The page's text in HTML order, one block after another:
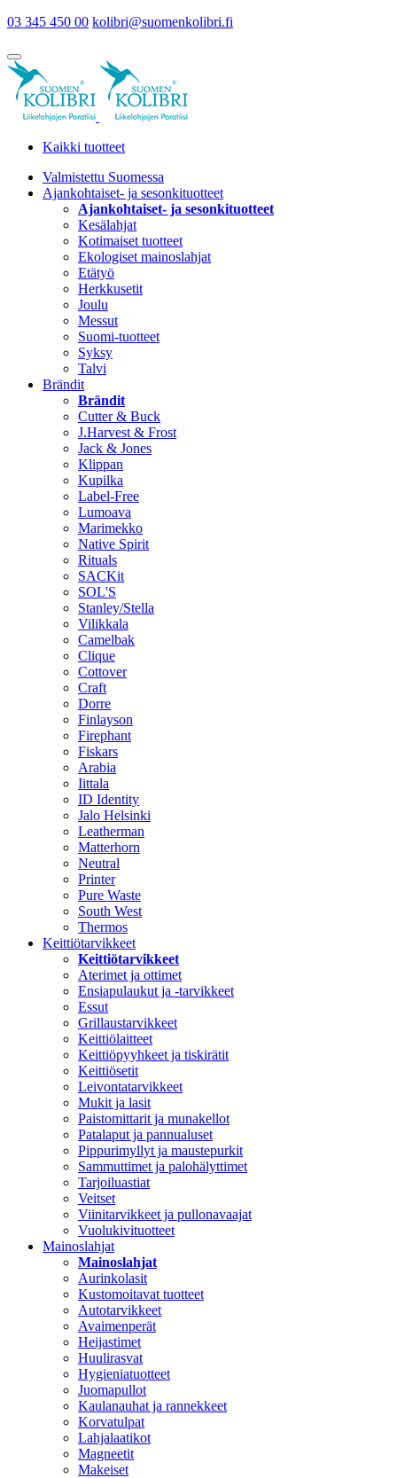
03 345 450 00 kolibri@suomenkolibri.fi
Kaikki tuotteet
Valmistettu Suomessa
Ajankohtaiset- ja sesonkituotteet
Ajankohtaiset- ja sesonkituotteet
Kesälahjat
Kotimaiset tuotteet
Ekologiset mainoslahjat
Etätyö
Herkkusetit
Joulu
Messut
Suomi-tuotteet
Syksy
Talvi
Brändit
Brändit
Cutter & Buck
J.Harvest & Frost
Jack & Jones
Klippan
Kupilka
Label-Free
Lumoava
Marimekko
Native Spirit
Rituals
SACKit
SOL'S
Stanley/Stella
Vilikkala
Camelbak
Clique
Cottover
Craft
Dorre
Finlayson
Firephant
Fiskars
Arabia
Iittala
ID Identity
Jalo Helsinki
Leatherman
Matterhorn
Neutral
Printer
Pure Waste
South West
Thermos
Keittiötarvikkeet
Keittiötarvikkeet
Aterimet ja ottimet
Ensiapulaukut ja -tarvikkeet
Essut
Grillaustarvikkeet
Keittiölaitteet
Keittiöpyyhkeet ja tiskirätit
Keittiösetit
Leivontatarvikkeet
Mukit ja lasit
Paistomittarit ja munakellot
Patalaput ja pannualuset
Pippurimyllyt ja maustepurkit
Sammuttimet ja palohälyttimet
Tarjoiluastiat
Veitset
Viinitarvikkeet ja pullonavaajat
Vuolukivituotteet
Mainoslahjat
Mainoslahjat
Aurinkolasit
Kustomoitavat tuotteet
Autotarvikkeet
Avaimenperät
Heijastimet
Huulirasvat
Hygieniatuotteet
Juomapullot
Kaulanauhat ja rannekkeet
Korvatulpat
Lahjalaatikot
Magneetit
Makeiset